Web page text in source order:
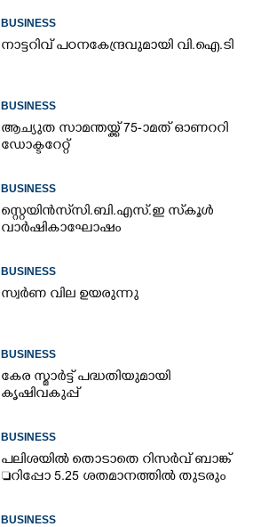
BUSINESS
നാ​ട്ട​റി​വ് ​പ​ഠ​ന​കേ​ന്ദ്ര​വു​മാ​യി​ ​വി.​ഐ.​ടി
BUSINESS
ആച്യുത സാമന്തയ്ക്ക് 75-ാമത് ഓണററി
ഡോക്ടറേറ്റ്
BUSINESS
സ്റ്റെയിൻസ് സി.ബി.എസ്.ഇ സ്‌കൂൾ
വാർഷികാഘോഷം
BUSINESS
സ്വർണ വില ഉയരുന്നു
BUSINESS
കേര സ്മാർട്ട് പദ്ധതിയുമായി
കൃഷിവകുപ്പ്
BUSINESS
പലിശയിൽ തൊടാതെ റിസർവ് ബാങ്ക്
റിപ്പോ 5.25 ശതമാനത്തിൽ തുടരും
BUSINESS